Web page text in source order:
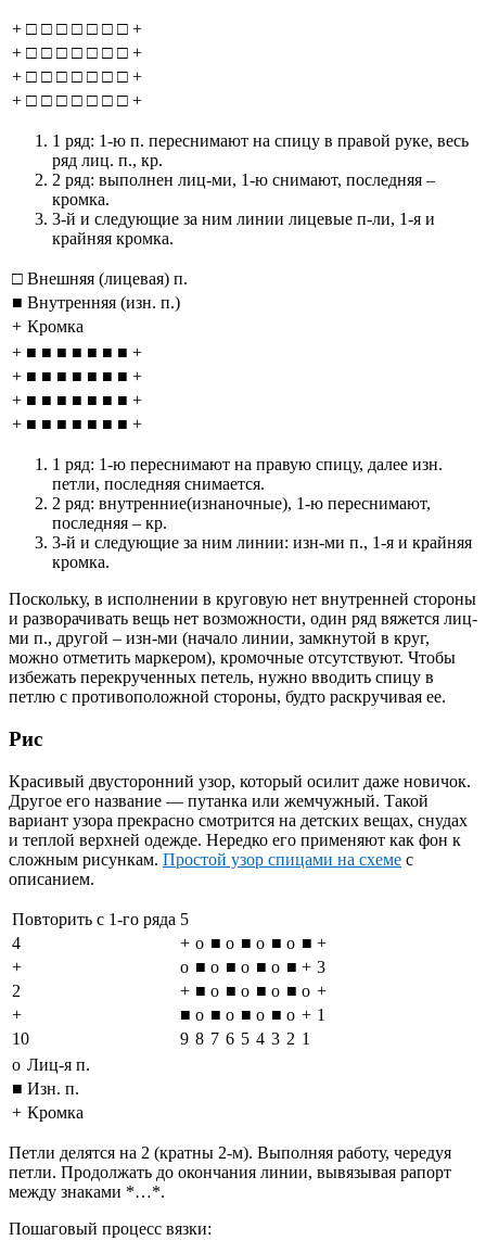
+ □ □ □ □ □ □ □ +
+ □ □ □ □ □ □ □ +
+ □ □ □ □ □ □ □ +
+ □ □ □ □ □ □ □ +
1 ряд: 1-ю п. переснимают на спицу в правой руке, весь
ряд лиц. п., кр.
2 ряд: выполнен лиц-ми, 1-ю снимают, последняя –
кромка.
3-й и следующие за ним линии лицевые п-ли, 1-я и
крайняя кромка.
□ Внешняя (лицевая) п.
■ Внутренняя (изн. п.)
+ Кромка
+ ■ ■ ■ ■ ■ ■ ■ +
+ ■ ■ ■ ■ ■ ■ ■ +
+ ■ ■ ■ ■ ■ ■ ■ +
+ ■ ■ ■ ■ ■ ■ ■ +
1 ряд: 1-ю переснимают на правую спицу, далее изн.
петли, последняя снимается.
2 ряд: внутренние(изнаночные), 1-ю переснимают,
последняя – кр.
3-й и следующие за ним линии: изн-ми п., 1-я и крайняя
кромка.
Поскольку, в исполнении в круговую нет внутренней стороны
и разворачивать вещь нет возможности, один ряд вяжется лиц-
ми п., другой – изн-ми (начало линии, замкнутой в круг,
можно отметить маркером), кромочные отсутствуют. Чтобы
избежать перекрученных петель, нужно вводить спицу в
петлю с противоположной стороны, будто раскручивая ее.
Рис
Красивый двусторонний узор, который осилит даже новичок.
Другое его название — путанка или жемчужный. Такой
вариант узора прекрасно смотрится на детских вещах, снудах
и теплой верхней одежде. Нередко его применяют как фон к
сложным рисункам. Простой узор спицами на схеме с
описанием.
Повторить с 1-го ряда 5
4
+ о ■ о ■ о ■ о ■ +
+
о ■ о ■ о ■ о ■ + 3
2
+ ■ о ■ о ■ о ■ о +
+
■ о ■ о ■ о ■ о + 1
10
9 8 7 6 5 4 3 2 1
о Лиц-я п.
■ Изн. п.
+ Кромка
Петли делятся на 2 (кратны 2-м). Выполняя работу, чередуя
петли. Продолжать до окончания линии, вывязывая рапорт
между знаками *…*.
Пошаговый процесс вязки: